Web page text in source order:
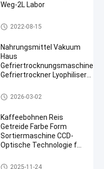
Weg-2L Labor
Destillationsausrüstung des k
urzen Weges
2022-08-15
Nahrungsmittel Vakuum
Haus
Gefriertrocknungsmaschine
Gefriertrockner Lyophiliser
Vakuumfrost-Trockner
2026-03-02
Kaffeebohnen Reis
Getreide Farbe Form
Sortiermaschine CCD-
Optische Technologie für
Farbsortierermaschine
2025-11-24